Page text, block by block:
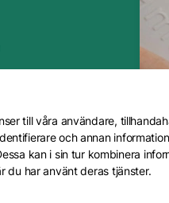
till våra användare,
och annan
kan i sin tur kombinera
du har använt deras tjänster.